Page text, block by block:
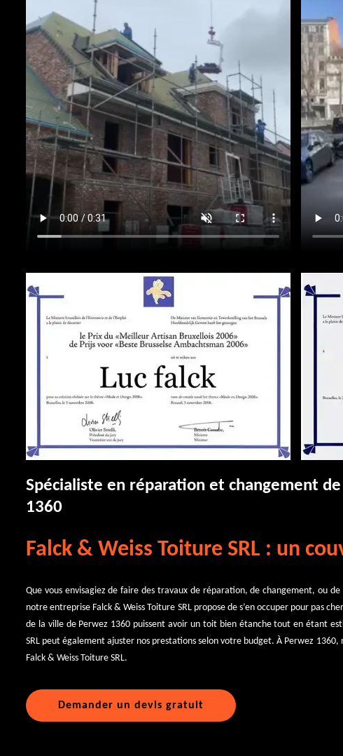
Spécialiste en réparation et changement
1360
Falck & Weiss Toiture SRL : un
Que vous envisagiez de faire des travaux de réparation, de changement, ou
notre entreprise Falck & Weiss Toiture SRL propose de s’en occuper pour pas
de la ville de Perwez 1360 puissent avoir un toit bien étanche tout en étant
SRL peut également ajuster nos prestations selon votre budget. À Perwez
Falck & Weiss Toiture SRL.
Demander un devis gratuit